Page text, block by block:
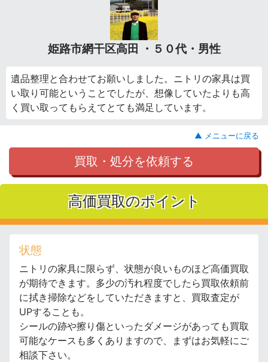
姫路市網干区高田 ・５０代・男性
遺品整理と合わせてお願いしました。ニトリの家具は買
い取り可能ということでしたが、想像していたよりも高
く買い取ってもらえてとても満足しています。
▲ メニューに戻る
買取・処分を依頼する
高価買取のポイント
状態
ニトリの家具に限らず、状態が良いものほど高価買取
が期待できます。多少の汚れ程度でしたら買取依頼前
に拭き掃除などをしていただきますと、買取査定が
UPすることも。
シールの跡や擦り傷といったダメージがあっても買取
可能なケースも多くありますので、まずはお気軽にご
相談下さい。